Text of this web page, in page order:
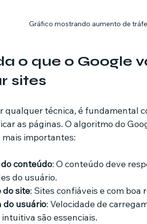
Gráfico mostrando aumento de
o que o Google
sites
qualquer técnica, é fundamental
as páginas. O algoritmo do
mais importantes:
conteúdo: O conteúdo deve
do usuário.
do site: Sites confiáveis e com
do usuário: Velocidade de
são essenciais.